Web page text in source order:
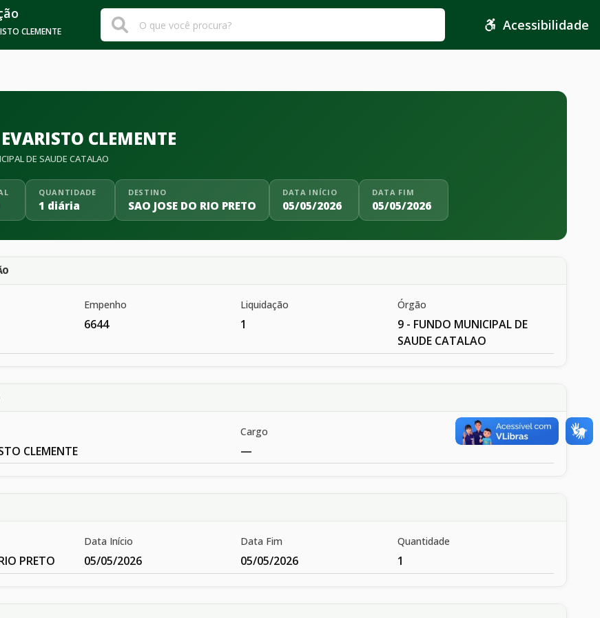
CLEMENTE Acessibilidade
CLEMENTE
DE SAUDE CATALAO
QUANTIDADE
1 diária
DESTINO
SAO JOSE DO RIO PRETO
DATA INÍCIO
05/05/2026
DATA FIM
05/05/2026
Empenho
6644
Liquidação
1
Órgão
9 - FUNDO MUNICIPAL DE
SAUDE CATALAO
CLEMENTE
Cargo
—
PRETO
Data Início
05/05/2026
Data Fim
05/05/2026
Quantidade
1